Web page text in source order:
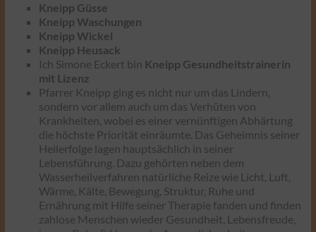
Kneipp Güsse
Kneipp Waschungen
Kneipp Wickel
Kneipp Heusack
Ich Simone Eckert bin Kneipp Gesundheitstrainerin
mit Lizenz
Pfarrer Kneipp ging es nicht nur um das Lindern,
sondern vor allem auch um das Verhüten von
Krankheiten, wobei es einer vernünftigen Abhärtung
die höchste Priorität einräumte. Das Geheimnis seiner
Heilerfolge lagen hauptsächlich in seiner
Lebensführung. Dazu gehörten neben dem
Wasserheilverfahren natürliche Reize wie Licht, Luft,
Wärme, Kälte, Bewegung, Struktur, Ruhe und
Ernährung mit Hilfe seiner Therapie fanden und finden
zahlose Menschen wieder Gesundheit, Lebensfreude,